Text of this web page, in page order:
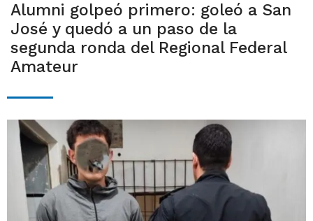
Alumni golpeó primero: goleó a San
José y quedó a un paso de la
segunda ronda del Regional Federal
Amateur